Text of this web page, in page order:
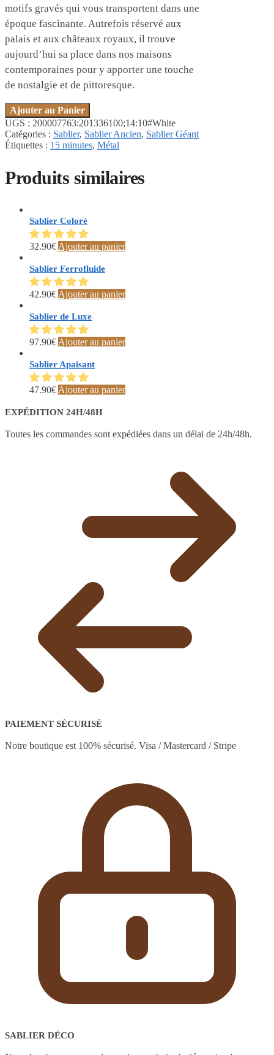
motifs gravés qui vous transportent dans une
époque fascinante. Autrefois réservé aux
palais et aux châteaux royaux, il trouve
aujourd’hui sa place dans nos maisons
contemporaines pour y apporter une touche
de nostalgie et de pittoresque.
Ajouter au Panier
UGS : 200007763:201336100;14:10#White
Catégories : Sablier, Sablier Ancien, Sablier Géant
Étiquettes : 15 minutes, Métal
Produits similaires
Sablier Coloré
32.90€ Ajouter au panier
Sablier Ferrofluide
42.90€ Ajouter au panier
Sablier de Luxe
97.90€ Ajouter au panier
Sablier Apaisant
47.90€ Ajouter au panier
EXPÉDITION 24H/48H
Toutes les commandes sont expédiées dans un délai de 24h/48h.
PAIEMENT SÉCURISÉ
Notre boutique est 100% sécurisé. Visa / Mastercard / Stripe
SABLIER DÉCO